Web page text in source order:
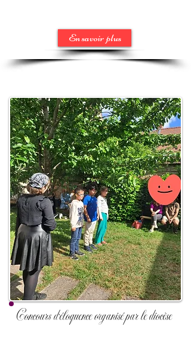
En savoir plus
Concours d'éloquence organisé par le diocèse